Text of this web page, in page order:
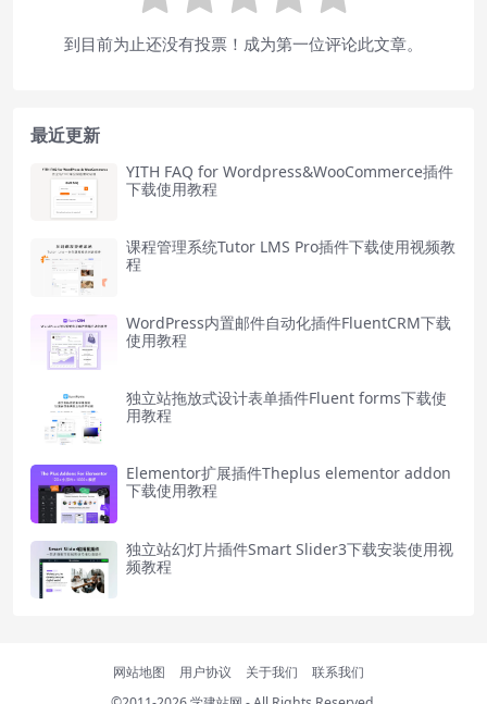
到目前为止还没有投票！成为第一位评论此文章。
最近更新
YITH FAQ for Wordpress&WooCommerce插件
下载使用教程
课程管理系统Tutor LMS Pro插件下载使用视频教
程
WordPress内置邮件自动化插件FluentCRM下载
使用教程
独立站拖放式设计表单插件Fluent forms下载使
用教程
Elementor扩展插件Theplus elementor addon
下载使用教程
独立站幻灯片插件Smart Slider3下载安装使用视
频教程
网站地图 用户协议 关于我们
联系我们